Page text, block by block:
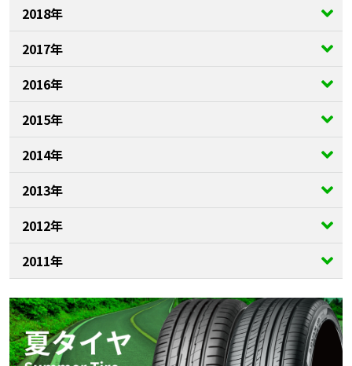
2018年
2017年
2016年
2015年
2014年
2013年
2012年
2011年